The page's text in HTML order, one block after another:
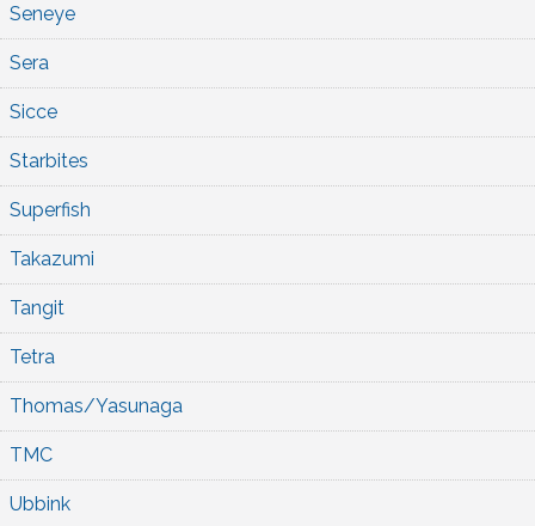
Seneye
Sera
Sicce
Starbites
Superfish
Takazumi
Tangit
Tetra
Thomas/Yasunaga
TMC
Ubbink